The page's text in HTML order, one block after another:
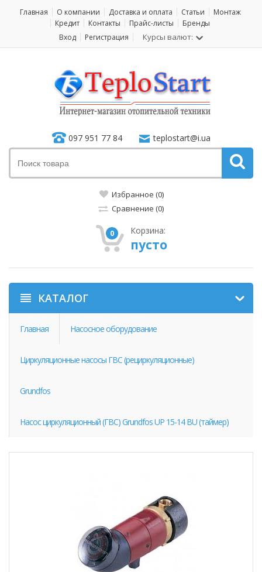
Главная О компании Доставка и оплата Статьи
Монтаж
Кредит
Контакты Прайс-листы
Бренды
Вход
Регистрация Курсы валют:
097 951 77 84 teplostart@i.ua
Избранное (0)
Сравнение (0)
0 Корзина:
пусто
КАТАЛОГ
Главная Насосное оборудование
Циркуляционные насосы ГВС (рециркуляционные)
Grundfos
Насос циркуляционный (ГВС) Grundfos UP 15-14 BU (таймер)